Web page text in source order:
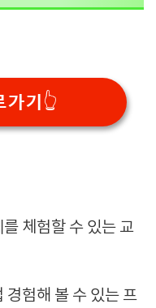
기👆
체험할 수 있는 교
경험해 볼 수 있는 프